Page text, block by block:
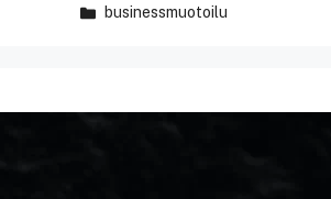
businessmuotoilu